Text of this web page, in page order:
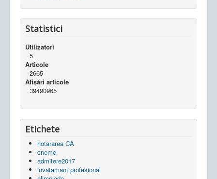
Statistici
Utilizatori
5
Articole
2665
Afișări articole
39490965
Etichete
hotararea CA
cneme
admitere2017
invatamant profesional